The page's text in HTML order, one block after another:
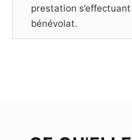
prestation
bénévolat.